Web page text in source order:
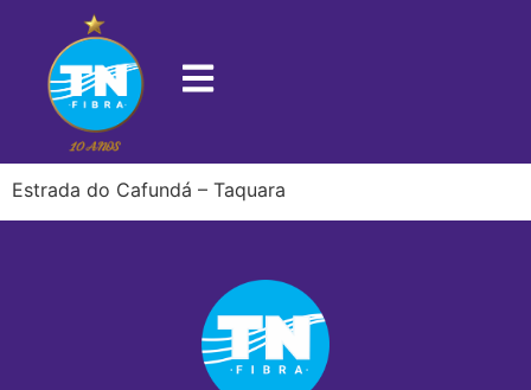
22725-900
Estrada do Cafundá – Taquara